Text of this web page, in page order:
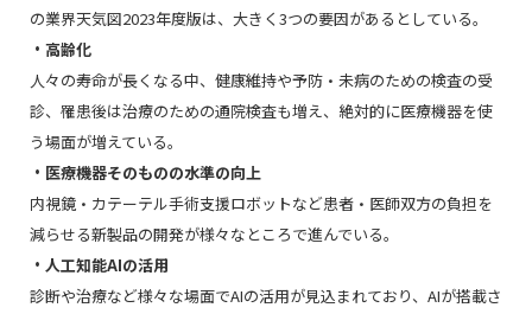
の業界天気図2023年度版は、大きく3つの要因があるとしている。
・高齢化
人々の寿命が長くなる中、健康維持や予防・未病のための検査の受
診、罹患後は治療のための通院検査も増え、絶対的に医療機器を使
う場面が増えている。
・医療機器そのものの水準の向上
内視鏡・カテーテル手術支援ロボットなど患者・医師双方の負担を
減らせる新製品の開発が様々なところで進んでいる。
・人工知能AIの活用
診断や治療など様々な場面でAIの活用が見込まれており、AIが搭載さ